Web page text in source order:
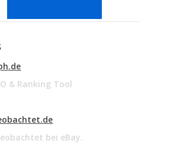
& Ranking Tool
bei eBay.